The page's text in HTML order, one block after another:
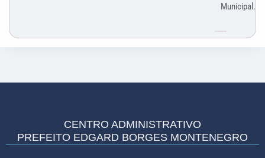
Municipal.
CENTRO ADMINISTRATIVO
PREFEITO EDGARD BORGES MONTENEGRO